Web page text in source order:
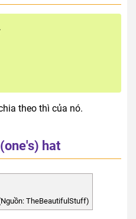
theo thì của nó.
hat
TheBeautifulStuff)